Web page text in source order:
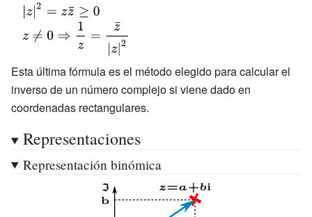
(z)}
{\hbox{Im}}
{zw}}={\bar
{z}}{\bar {w}}}
\mathbb {R}
\Longleftrightarrow
{\bar {z}}=z}
{\displaystyle
|z|^{2}=z{\bar
{z}}\geq 0}
{\displaystyle
z\neq
0\Rightarrow
{\frac {1}{z}}=
{\frac {\bar
Esta última fórmula es el método elegido para calcular el
inverso de un número complejo si viene dado en
coordenadas rectangulares.
Representaciones
Representación binómica